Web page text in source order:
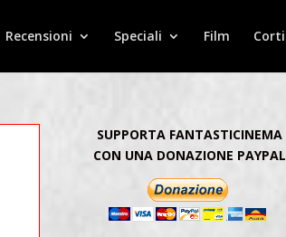
Recensioni Speciali Film Corti
SUPPORTA FANTASTICINEMA
CON UNA DONAZIONE PAYPAL